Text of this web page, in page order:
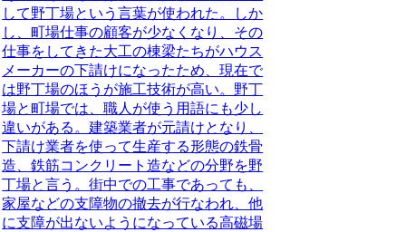
して野丁場という言葉が使われた。しか
し、町場仕事の顧客が少なくなり、その
仕事をしてきた大工の棟梁たちがハウス
メーカーの下請けになったため、現在で
は野丁場のほうが施工技術が高い。野丁
場と町場では、職人が使う用語にも少し
違いがある。建築業者が元請けとなり、
下請け業者を使って生産する形態の鉄骨
造、鉄筋コンクリート造などの分野を野
丁場と言う。街中での工事であっても、
家屋などの支障物の撤去が行なわれ、他
に支障が出ないようになっている高磁場